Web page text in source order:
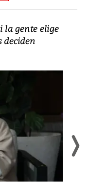
la gente elige
deciden